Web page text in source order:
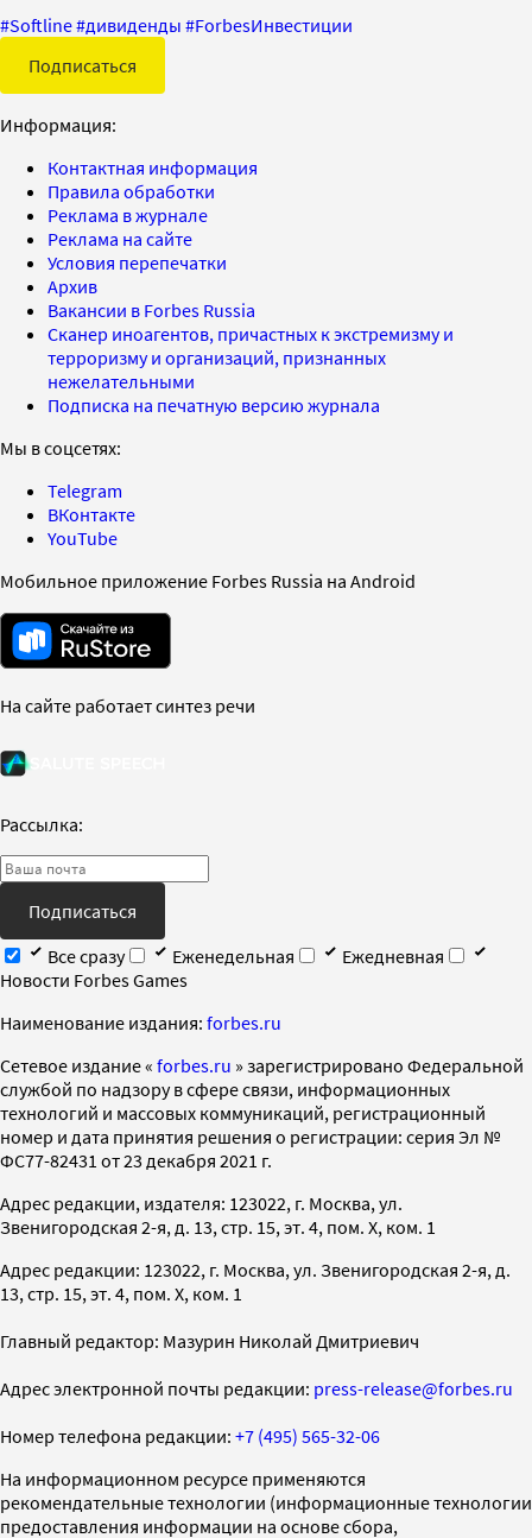
#Softline#дивиденды #ForbesИнвестиции
Подписаться
Информация:
Контактная информация
Правила обработки
Реклама в журнале
Реклама на сайте
Условия перепечатки
Архив
Вакансии в Forbes Russia
Сканер иноагентов, причастных к экстремизму и
терроризму и организаций, признанных
нежелательными
Подписка на печатную версию журнала
Мы в соцсетях:
Telegram
ВКонтакте
YouTube
Мобильное приложение Forbes Russia на Android
На сайте работает синтез речи
Рассылка:
Подписаться
Все сразу
Еженедельная
Ежедневная
Новости Forbes Games
Наименование издания: forbes.ru
Cетевое издание « forbes.ru » зарегистрировано Федеральной
службой по надзору в сфере связи, информационных
технологий и массовых коммуникаций, регистрационный
номер и дата принятия решения о регистрации: серия Эл №
ФС77-82431 от 23 декабря 2021 г.
Адрес редакции, издателя: 123022, г. Москва, ул.
Звенигородская 2-я, д. 13, стр. 15, эт. 4, пом. X, ком. 1
Адрес редакции: 123022, г. Москва, ул. Звенигородская 2-я, д.
13, стр. 15, эт. 4, пом. X, ком. 1
Главный редактор: Мазурин Николай Дмитриевич
Адрес электронной почты редакции: press-release@forbes.ru
Номер телефона редакции: +7 (495) 565-32-06
На информационном ресурсе применяются
рекомендательные технологии (информационные технологии
предоставления информации на основе сбора,